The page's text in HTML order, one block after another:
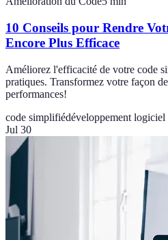
10 Conseils pour Rendre
Encore Plus Efficace
Améliorez l'efficacité de votre code
pratiques. Transformez votre façon
performances!
code simplifiédéveloppement logiciel
Jul 30